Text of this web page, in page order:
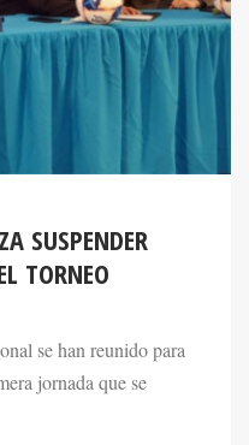
SUSPENDER
TORNEO
se han reunido para
jornada que se